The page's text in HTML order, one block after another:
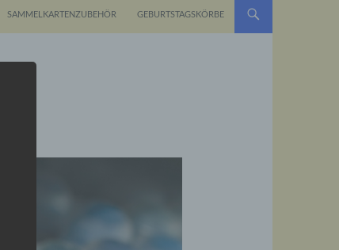
SAMMELKARTENZUBEHÖR GEBURTSTAGSKÖRBE